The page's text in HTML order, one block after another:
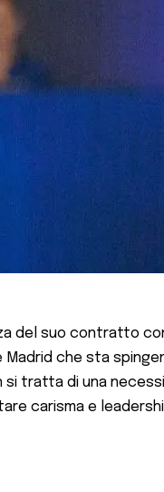
del suo contratto
Madrid che sta
tratta di una
carisma e